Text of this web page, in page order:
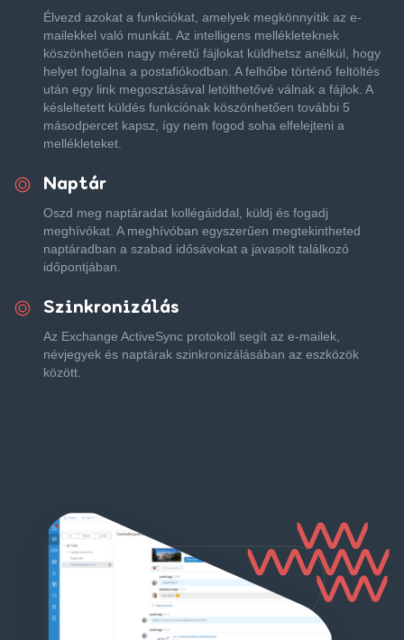
Élvezd azokat a funkciókat, amelyek megkönnyítik az e-
mailekkel való munkát. Az intelligens mellékleteknek
köszönhetően nagy méretű fájlokat küldhetsz anélkül, hogy
helyet foglalna a postafiókodban. A felhőbe történő feltöltés
után egy link megosztásával letölthetővé válnak a fájlok. A
késleltetett küldés funkciónak köszönhetően további 5
másodpercet kapsz, így nem fogod soha elfelejteni a
mellékleteket.
Naptár
Oszd meg naptáradat kollégáiddal, küldj és fogadj
meghívókat. A meghívóban egyszerűen megtekintheted
naptáradban a szabad idősávokat a javasolt találkozó
időpontjában.
Szinkronizálás
Az Exchange ActiveSync protokoll segít az e-mailek,
névjegyek és naptárak szinkronizálásában az eszközök
között.